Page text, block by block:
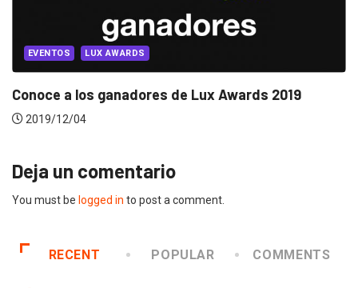
EVENTOS LUX AWARDS
Conoce a los ganadores de Lux Awards 2019
2019/12/04
Deja un comentario
You must be logged in to post a comment.
RECENT POPULAR COMMENTS